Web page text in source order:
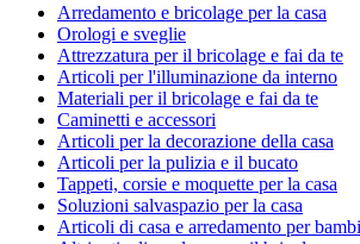
Arredamento e bricolage per la casa
Orologi e sveglie
Attrezzatura per il bricolage e fai da te
Articoli per l'illuminazione da interno
Materiali per il bricolage e fai da te
Caminetti e accessori
Articoli per la decorazione della casa
Articoli per la pulizia e il bucato
Tappeti, corsie e moquette per la casa
Soluzioni salvaspazio per la casa
Articoli di casa e arredamento per